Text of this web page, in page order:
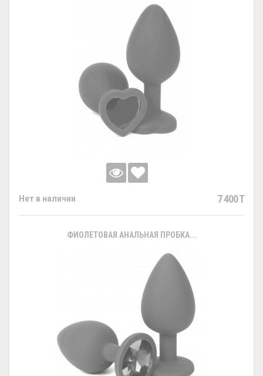
Нет в наличии 7 400 T
ФИОЛЕТОВАЯ АНАЛЬНАЯ ПРОБКА...